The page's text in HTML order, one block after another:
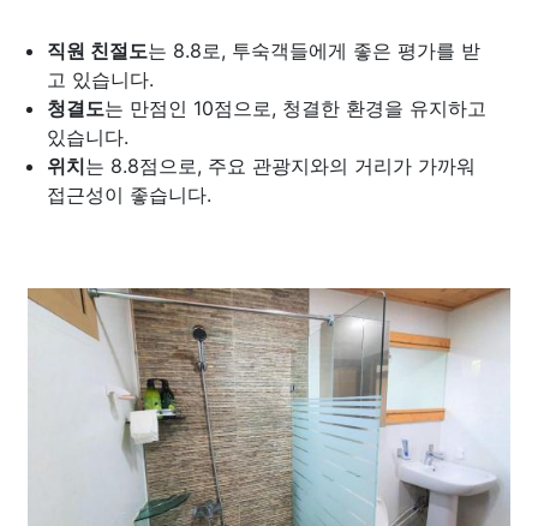
직원 친절도는 8.8로, 투숙객들에게 좋은 평가를 받
고 있습니다.
청결도는 만점인 10점으로, 청결한 환경을 유지하고
있습니다.
위치는 8.8점으로, 주요 관광지와의 거리가 가까워
접근성이 좋습니다.